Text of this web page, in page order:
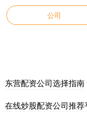
公司
东营配资公司选择指南
在线炒股配资公司推荐